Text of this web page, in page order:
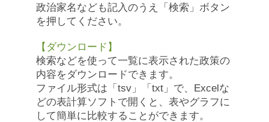
政治家名なども記入のうえ「検索」ボタン
を押してください。
【ダウンロード】
検索などを使って一覧に表示された政策の
内容をダウンロードできます。
ファイル形式は「tsv」「txt」で、Excelな
どの表計算ソフトで開くと、表やグラフに
して簡単に比較することができます。